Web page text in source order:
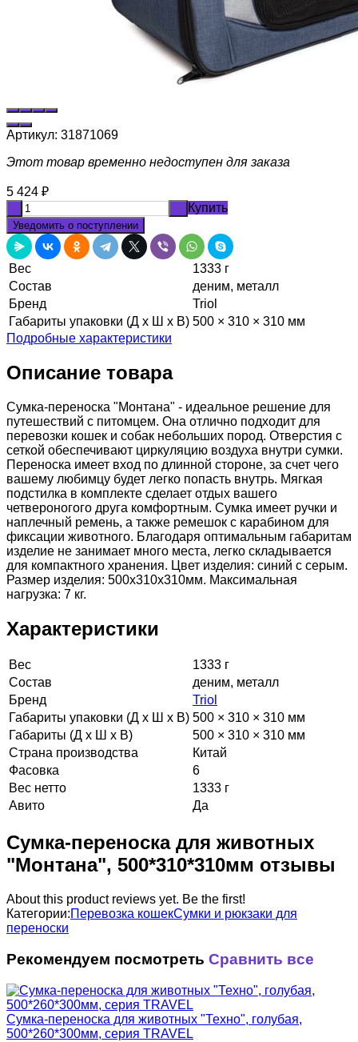
Артикул: 31871069
Этот товар временно недоступен для заказа
5 424 ₽
Купить
Уведомить о поступлении
Вес
1333 г
Состав
деним, металл
Бренд
Triol
Габариты упаковки (Д х Ш х В) 500 × 310 × 310 мм
Подробные характеристики
Описание товара
Сумка-переноска "Монтана" - идеальное решение для
путешествий с питомцем. Она отлично подходит для
перевозки кошек и собак небольших пород. Отверстия с
сеткой обеспечивают циркуляцию воздуха внутри сумки.
Переноска имеет вход по длинной стороне, за счет чего
вашему любимцу будет легко попасть внутрь. Мягкая
подстилка в комплекте сделает отдых вашего
четвероногого друга комфортным. Сумка имеет ручки и
наплечный ремень, а также ремешок с карабином для
фиксации животного. Благодаря оптимальным габаритам
изделие не занимает много места, легко складывается
для компактного хранения. Цвет изделия: синий с серым.
Размер изделия: 500х310х310мм. Максимальная
нагрузка: 7 кг.
Характеристики
Вес
1333 г
Состав
деним, металл
Бренд
Triol
Габариты упаковки (Д х Ш х В) 500 × 310 × 310 мм
Габариты (Д х Ш х В)
500 × 310 × 310 мм
Страна производства
Китай
Фасовка
6
Вес нетто
1333 г
Авито
Да
Сумка-переноска для животных
"Монтана", 500*310*310мм отзывы
About this product reviews yet. Be the first!
Категории:Перевозка кошекСумки и рюкзаки для
переноски
Рекомендуем посмотреть Сравнить все
Сумка-переноска для животных "Техно", голубая,
500*260*300мм, серия TRAVEL